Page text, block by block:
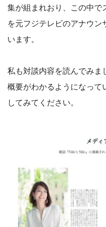
集が組まれおり、この中
を元フジテレビのアナウ
います。
私も対談内容を読んでみ
概要がわかるようになって
してみてください。